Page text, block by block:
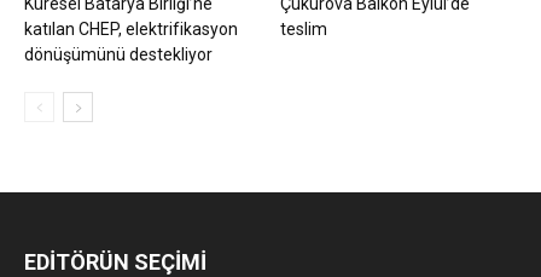
Küresel Batarya Birliği’ne
katılan CHEP, elektrifikasyon
dönüşümünü destekliyor
Çukurova Balkon Eylül’de
teslim
EDİTÖRÜN SEÇİMİ